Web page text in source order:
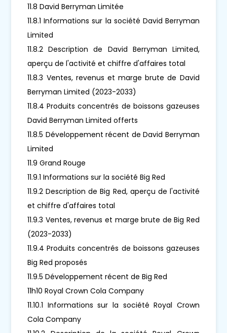
11.8 David Berryman Limitée
11.8.1 Informations sur la société David Berryman
Limited
11.8.2 Description de David Berryman Limited,
aperçu de l'activité et chiffre d'affaires total
11.8.3 Ventes, revenus et marge brute de David
Berryman Limited (2023-2033)
11.8.4 Produits concentrés de boissons gazeuses
David Berryman Limited offerts
11.8.5 Développement récent de David Berryman
Limited
11.9 Grand Rouge
11.9.1 Informations sur la société Big Red
11.9.2 Description de Big Red, aperçu de l'activité
et chiffre d'affaires total
11.9.3 Ventes, revenus et marge brute de Big Red
(2023-2033)
11.9.4 Produits concentrés de boissons gazeuses
Big Red proposés
11.9.5 Développement récent de Big Red
11h10 Royal Crown Cola Company
11.10.1 Informations sur la société Royal Crown
Cola Company